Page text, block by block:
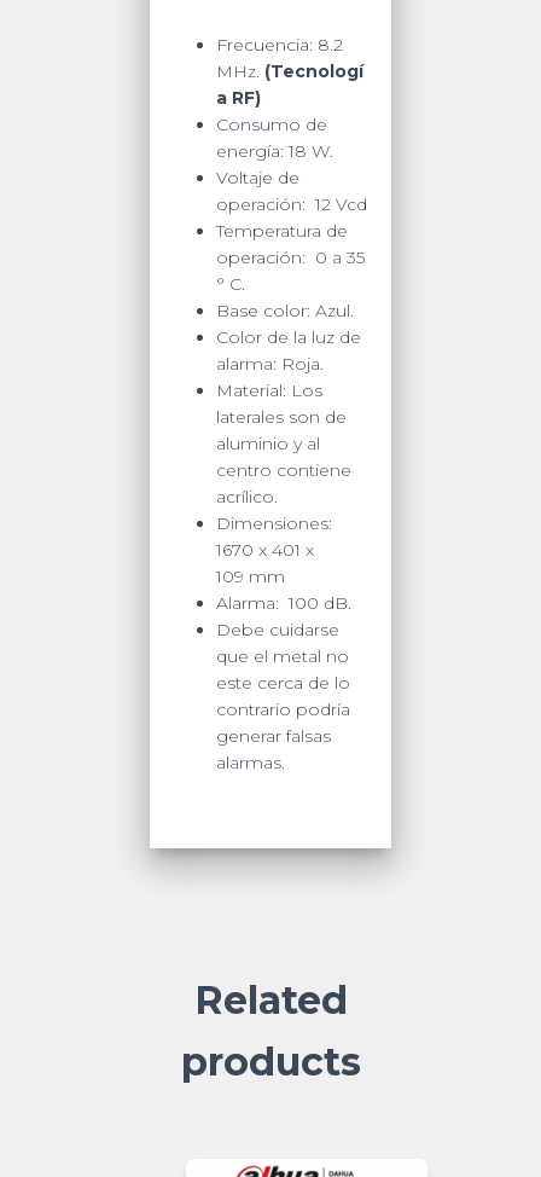
Frecuencia: 8.2
MHz. (Tecnologí
a RF)
Consumo de
energía: 18 W.
Voltaje de
operación: 12 Vcd
Temperatura de
operación: 0 a 35
° C.
Base color: Azul.
Color de la luz de
alarma: Roja.
Material: Los
laterales son de
aluminio y al
centro contiene
acrílico.
Dimensiones:
1670 x 401 x
109 mm
Alarma: 100 dB.
Debe cuidarse
que el metal no
este cerca de lo
contrario podría
generar falsas
alarmas.
Related
products